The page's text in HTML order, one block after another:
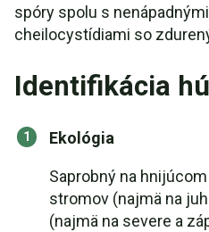
spóry spolu s
cheilocystídiami so
Identifikácia
Ekológia
Saprobný na
stromov (najmä na
(najmä na severe a